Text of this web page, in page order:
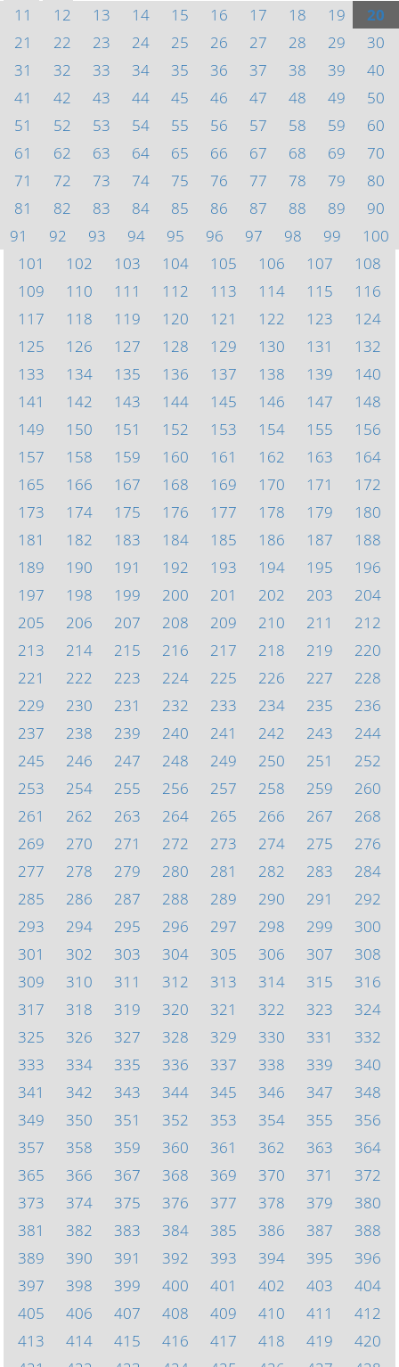
11
12 13 14 15 16 17 18 19
20
21
22 23 24 25 26 27 28 29
30
31
32 33 34 35 36 37 38 39
40
41
42 43 44 45 46 47 48 49
50
51
52 53 54 55 56 57 58 59
60
61
62 63 64 65 66 67 68 69
70
71
72 73 74 75 76 77 78 79
80
81
82 83 84 85 86 87 88 89
90
91
92 93 94 95 96 97 98 99
100
101
102 103 104 105 106 107
108
109
110 111 112 113 114 115
116
117
118 119 120 121 122 123
124
125
126 127 128 129 130 131
132
133
134 135 136 137 138 139
140
141
142 143 144 145 146 147
148
149
150 151 152 153 154 155
156
157
158 159 160 161 162 163
164
165
166 167 168 169 170 171
172
173
174 175 176 177 178 179
180
181
182 183 184 185 186 187
188
189
190 191 192 193 194 195
196
197
198 199 200 201 202 203
204
205
206 207 208 209 210 211
212
213
214 215 216 217 218 219
220
221
222 223 224 225 226 227
228
229
230 231 232 233 234 235
236
237
238 239 240 241 242 243
244
245
246 247 248 249 250 251
252
253
254 255 256 257 258 259
260
261
262 263 264 265 266 267
268
269
270 271 272 273 274 275
276
277
278 279 280 281 282 283
284
285
286 287 288 289 290 291
292
293
294 295 296 297 298 299
300
301
302 303 304 305 306 307
308
309
310 311 312 313 314 315
316
317
318 319 320 321 322 323
324
325
326 327 328 329 330 331
332
333
334 335 336 337 338 339
340
341
342 343 344 345 346 347
348
349
350 351 352 353 354 355
356
357
358 359 360 361 362 363
364
365
366 367 368 369 370 371
372
373
374 375 376 377 378 379
380
381
382 383 384 385 386 387
388
389
390 391 392 393 394 395
396
397
398 399 400 401 402 403
404
405
406 407 408 409 410 411
412
413
414 415 416 417 418 419
420